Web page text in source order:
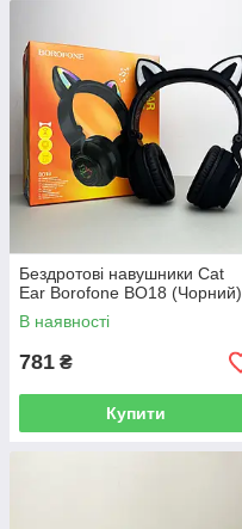
Бездротові навушники Cat
Ear Borofone BO18 (Чорний)
В наявності
781 ₴
Купити